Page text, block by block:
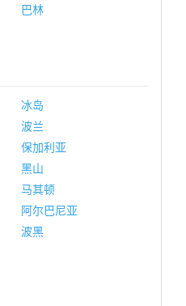
巴林
冰岛
波兰
保加利亚
黑山
马其顿
阿尔巴尼亚
波黑